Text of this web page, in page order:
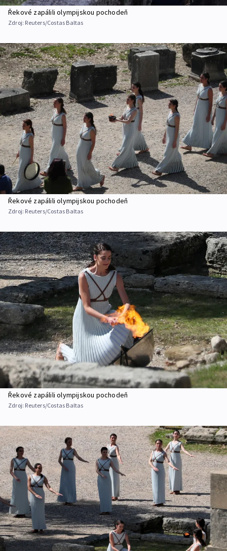
Řekové zapálili olympijskou pochodeň
Zdroj: Reuters/Costas Baltas
Řekové zapálili olympijskou pochodeň
Zdroj: Reuters/Costas Baltas
Řekové zapálili olympijskou pochodeň
Zdroj: Reuters/Costas Baltas